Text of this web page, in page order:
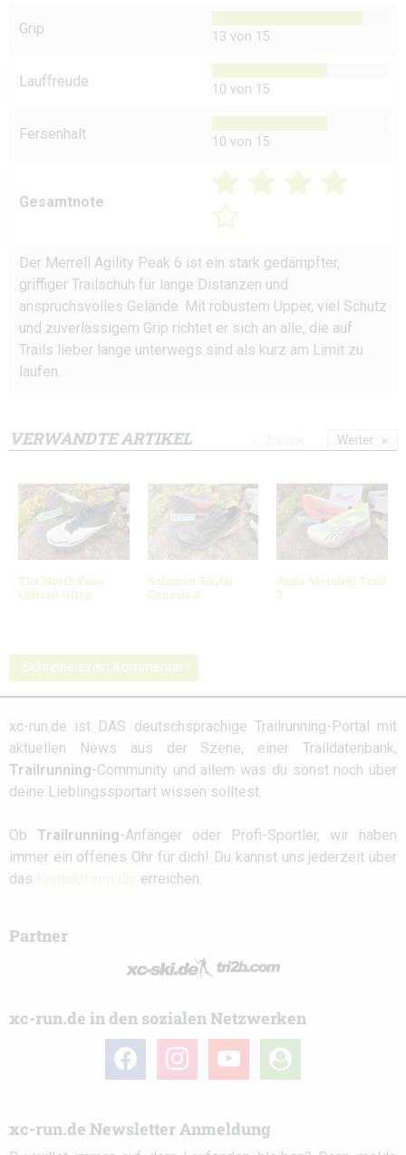
Grip 13 von 15
Lauffreude 10 von 15
Fersenhalt 10 von 15
Gesamtnote
Der Merrell Agility Peak 6 ist ein stark gedämpfter,
griffiger Trailschuh für lange Distanzen und
anspruchsvolles Gelände. Mit robustem Upper, viel Schutz
und zuverlässigem Grip richtet er sich an alle, die auf
Trails lieber lange unterwegs sind als kurz am Limit zu
laufen.
VERWANDTE ARTIKEL
The North Face
Offtrail Ultra
Salomon S/LAB
Genesis 2
Asics Metafuji Trail
2
Weiter
Schreibe einen Kommentar
xc-run.de ist DAS deutschsprachige Trailrunning-Portal mit
aktuellen News aus der Szene, einer Traildatenbank,
Trailrunning-Community und allem was du sonst noch über
deine Lieblingssportart wissen solltest.
Ob Trailrunning-Anfänger oder Profi-Sportler, wir haben
immer ein offenes Ohr für dich! Du kannst uns jederzeit über
das Kontaktformular erreichen.
Partner
xc-run.de in den sozialen Netzwerken
facebook instagramyoutube
user-
circle
xc-run.de Newsletter Anmeldung